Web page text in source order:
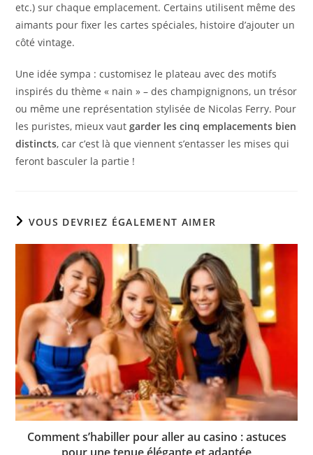
etc.) sur chaque emplacement. Certains utilisent même des
aimants pour fixer les cartes spéciales, histoire d’ajouter un
côté vintage.
Une idée sympa : customisez le plateau avec des motifs
inspirés du thème « nain » – des champignignons, un trésor
ou même une représentation stylisée de Nicolas Ferry. Pour
les puristes, mieux vautgarder les cinq emplacements bien
distincts, car c’est là que viennent s’entasser les mises qui
feront basculer la partie !
VOUS DEVRIEZ ÉGALEMENT AIMER
Comment s’habiller pour aller au casino : astuces